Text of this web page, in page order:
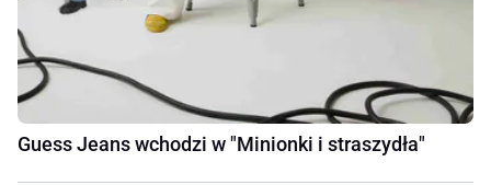
Guess Jeans wchodzi w "Minionki i straszydła"